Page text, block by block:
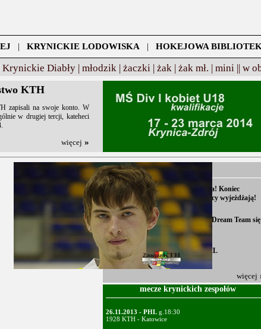
| KRYNICKIE LODOWISKA | HOKEJOWA
Krynickie Diabły | młodzik | żaczki | żak | żak mł. | mini || w
KTH
zapisali na swoje konto. W
w drugiej tercji, kateheci
więcej »
Kazek i
PRASÓWKA
Wielkie kłopoty krynickiego hokeja! Koniec
koncepcji dream team -u, zawodnicy wyjeżdżają!
(hokejfan.pl)
Nie będzie pieniędzy od sponsora! Dream Team się
rozpadnie?
(hokejfan.pl)
Na początek 3. rundy z liderem PHL
(gkstychy.info)
więcej
mecze krynickich zespołów
26.11.2013 - PHL g.18:30
1928 KTH - Katowice